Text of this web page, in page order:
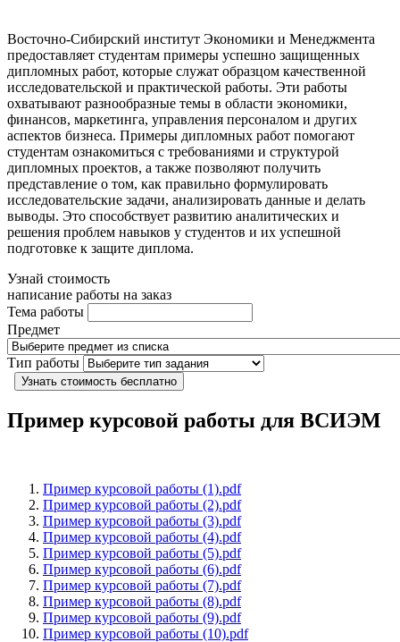
Восточно-Сибирский институт Экономики и Менеджмента
предоставляет студентам примеры успешно защищенных
дипломных работ, которые служат образцом качественной
исследовательской и практической работы. Эти работы
охватывают разнообразные темы в области экономики,
финансов, маркетинга, управления персоналом и других
аспектов бизнеса. Примеры дипломных работ помогают
студентам ознакомиться с требованиями и структурой
дипломных проектов, а также позволяют получить
представление о том, как правильно формулировать
исследовательские задачи, анализировать данные и делать
выводы. Это способствует развитию аналитических и
решения проблем навыков у студентов и их успешной
подготовке к защите диплома.
Узнай стоимость
написание работы на заказ
Тема работы
Предмет
Тип работы
Узнать стоимость бесплатно
Пример курсовой работы для ВСИЭМ
Пример курсовой работы (1).pdf
Пример курсовой работы (2).pdf
Пример курсовой работы (3).pdf
Пример курсовой работы (4).pdf
Пример курсовой работы (5).pdf
Пример курсовой работы (6).pdf
Пример курсовой работы (7).pdf
Пример курсовой работы (8).pdf
Пример курсовой работы (9).pdf
Пример курсовой работы (10).pdf